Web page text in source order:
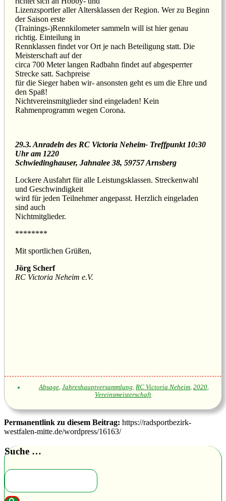
Lizenzsportler aller Altersklassen der Region. Wer zu Beginn
der Saison erste
(Trainings-)Rennkilometer sammeln will ist hier genau
richtig. Einteilung in
Rennklassen findet vor Ort je nach Beteiligung statt. Die
Meisterschaft auf der
circa 700 Meter langen Radbahn findet auf abgesperrter
Strecke satt. Sachpreise
für die Sieger haben wir- ansonsten geht es um die Ehre und
den Spaß!
Nichtvereinsmitglieder sind eingeladen! Kein
Rahmenprogramm wegen Corona.
29.3. Anradeln des RC Victoria Neheim- Treffpunkt 10:30
Uhr am 1220
Schwiedinghauser, Jahnalee 38, 59757 Arnsberg
Lockere Ausfahrt für alle Leistungsklassen. Streckenwahl
und Geschwindigkeit
wird für jeden Teilnehmer angepasst. Herzlich eingeladen
sind auch
Nichtmitglieder.
********
Mit sportlichen Grüßen,
Jörg Scherf
RC Victoria Neheim e.V.
Absage, Jahreshauptversammlung, RC Victoria Neheim, 2020,
Vereinsmeisterschaft
Permanentlink zu diesem Beitrag: https://radsportbezirk-
westfalen-mitte.de/wordpress/16163/
Suche …